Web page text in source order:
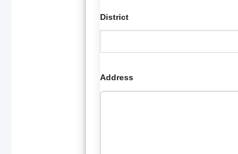
District
Address